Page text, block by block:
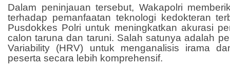
Dalam peninjauan tersebut, Wakapolri
terhadap pemanfaatan teknologi kedokteran
Pusdokkes Polri untuk meningkatkan akurasi
calon taruna dan taruni. Salah satunya adalah
Variability (HRV) untuk menganalisis irama
peserta secara lebih komprehensif.